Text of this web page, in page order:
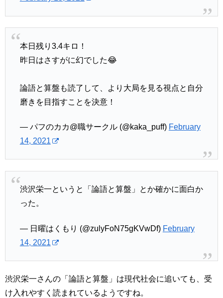
本日残り3.4キロ！
昨日はさすがに幻でした😂
論語と算盤も読了して、より大局を見る視点と自分
磨きを目指すことを決意！
— パフのカカ@職サークル (@kaka_puff) February
14, 2021
渋沢栄一というと「論語と算盤」とか確かに面白か
った。
— 日曜はくもり (@zulyFoN75gKVwDf) February
14, 2021
渋沢栄一さんの「論語と算盤」は現代社会に追いても、受
け入れやすく読まれているようですね。